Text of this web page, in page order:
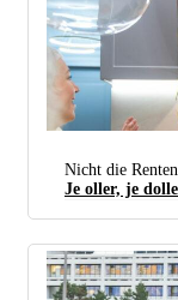
Wer nur Überschriften liest,
können. (Foto: gemeinfrei)
Nicht die
Je oller, je